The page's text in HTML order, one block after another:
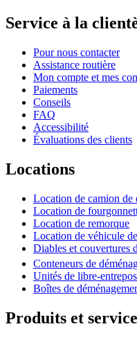
Service à la
Pour nous contacter
Assistance routière
Mon compte et mes
Paiements
Conseils
FAQ
Accessibilité
Évaluations des clients
Locations
Location de camion de
Location de
Location de remorque
Location de véhicule
Diables et couvertures
Conteneurs de
Unités de libre-
Boîtes de
Produits et